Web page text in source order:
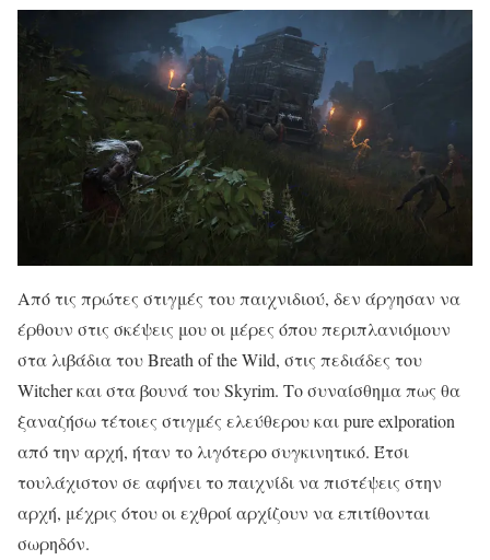
Από τις πρώτες στιγμές του παιχνιδιού, δεν άργησαν να
έρθουν στις σκέψεις μου οι μέρες όπου περιπλανιόμουν
στα λιβάδια του Breath of the Wild, στις πεδιάδες του
Witcher και στα βουνά του Skyrim. Το συναίσθημα πως θα
ξαναζήσω τέτοιες στιγμές ελεύθερου και pure exlporation
από την αρχή, ήταν το λιγότερο συγκινητικό. Έτσι
τουλάχιστον σε αφήνει το παιχνίδι να πιστέψεις στην
αρχή, μέχρις ότου οι εχθροί αρχίζουν να επιτίθονται
σωρηδόν.